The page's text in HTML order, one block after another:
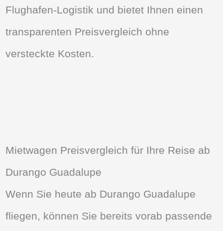
Flughafen-Logistik und bietet Ihnen einen
transparenten Preisvergleich ohne
versteckte Kosten.
Mietwagen Preisvergleich für Ihre Reise ab
Durango Guadalupe
Wenn Sie heute ab Durango Guadalupe
fliegen, können Sie bereits vorab passende